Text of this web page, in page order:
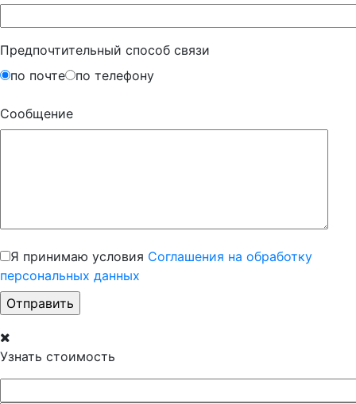
Предпочтительный способ связи
по почте
по телефону
Сообщение
Я принимаю условия Соглашения на обработку
персональных данных
Узнать стоимость